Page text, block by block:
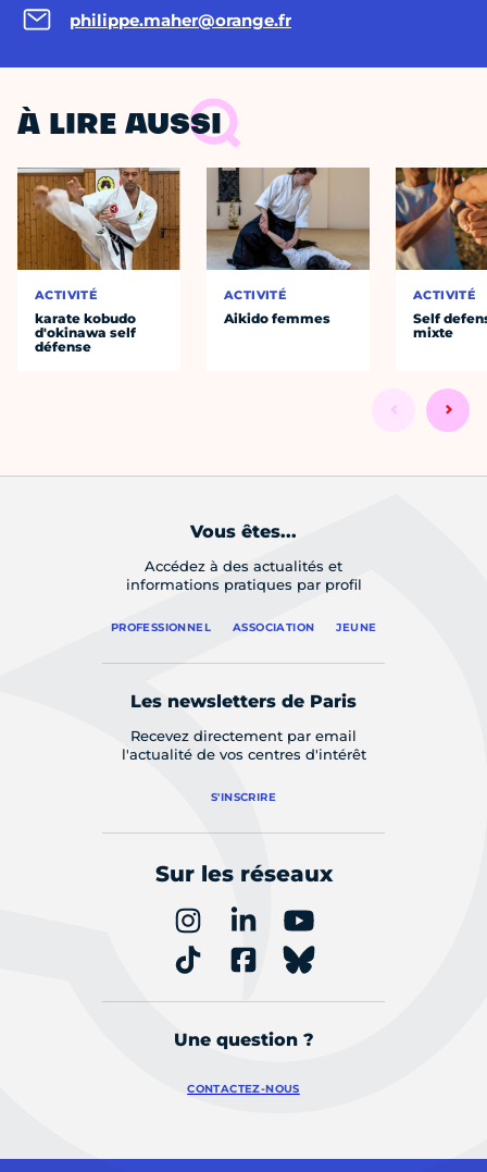
philippe.maher@orange.fr
À LIRE AUSSI
ACTIVITÉ
karate kobudo
d'okinawa self
défense
ACTIVITÉ
Aikido femmes
ACTIVITÉ
Self
mixte
Vous êtes...
Accédez à des actualités et
informations pratiques par profil
PROFESSIONNEL ASSOCIATION JEUNE
Les newsletters de Paris
Recevez directement par email
l'actualité de vos centres d'intérêt
S'INSCRIRE
Sur les réseaux
Une question ?
CONTACTEZ-NOUS